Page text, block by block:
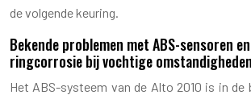
de volgende keuring.
Bekende problemen met ABS-sensoren
ringcorrosie bij vochtige omstandigheden
Het ABS-systeem van de Alto 2010 is in de